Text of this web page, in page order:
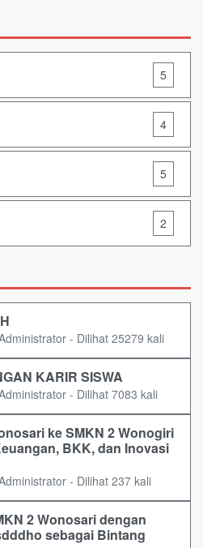
5
4
5
2
- Dilihat 25279 kali
KARIR SISWA
- Dilihat 7083 kali
ke SMKN 2 Wonogiri
BKK, dan Inovasi
- Dilihat 237 kali
2 Wonosari dengan
sebagai Bintang